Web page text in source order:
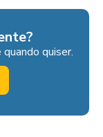
quiser.